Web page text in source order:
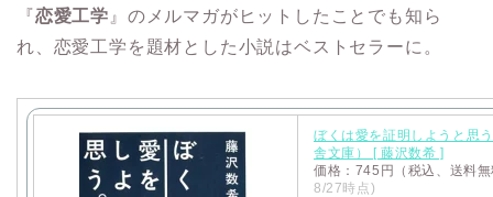
『恋愛工学 』のメルマガがヒットしたことでも知ら
れ、恋愛工学を題材とした小説はベストセラーに。
ぼくは愛を証明しようと思
舎文庫） [ 藤沢数希 ]
価格：745円（税込、送料
8/27時点)